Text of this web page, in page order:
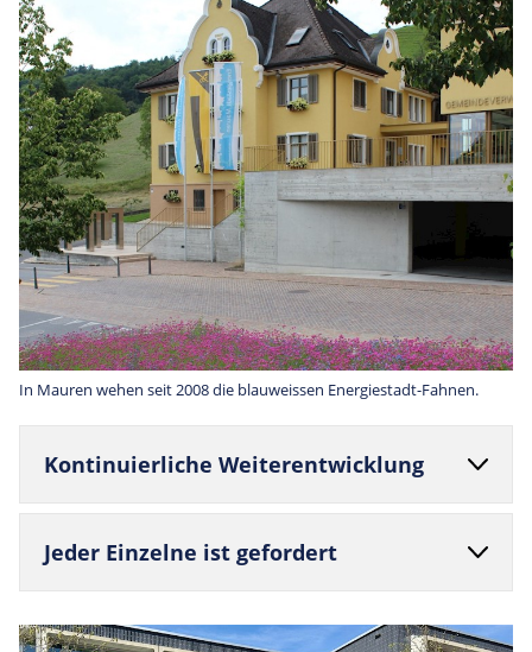
In Mauren wehen seit 2008 die blauweissen Energiestadt-Fahnen.
Kon­ti­nu­ier­liche Weiterentwicklung
Jeder Ein­zelne ist gefordert